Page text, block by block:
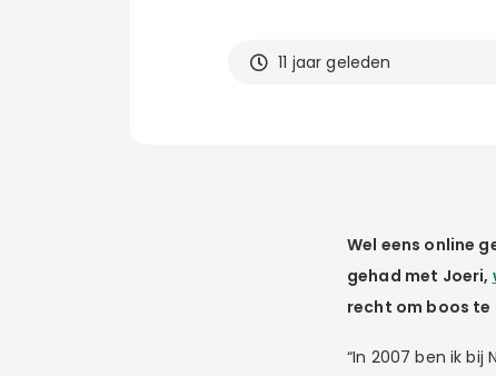
11 jaar geleden
Wel eens online
gehad met Joeri,
recht om boos te
“In 2007 ben ik